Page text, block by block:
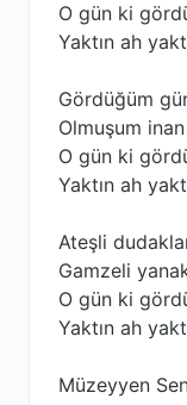
O gün ki
Yaktın ah
Gördüğüm
Olmuşum
O gün ki
Yaktın ah
Ateşli
Gamzeli
O gün ki
Yaktın ah
Müzeyyen